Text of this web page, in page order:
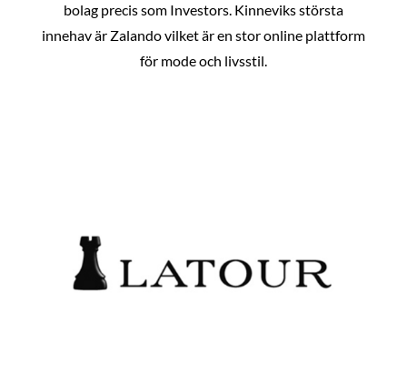
bolag precis som Investors. Kinneviks största
innehav är Zalando vilket är en stor online plattform
för mode och livsstil.